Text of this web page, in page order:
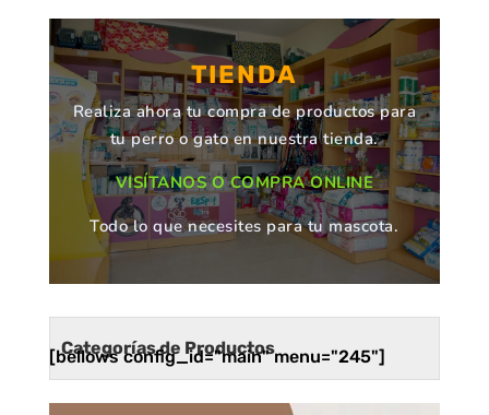
TIENDA
Realiza ahora tu compra de productos para
tu perro o gato en nuestra tienda.
VISÍTANOS O COMPRA ONLINE
Todo lo que necesites para tu mascota.
Categorías de Productos
[bellows config_id="main" menu="245"]